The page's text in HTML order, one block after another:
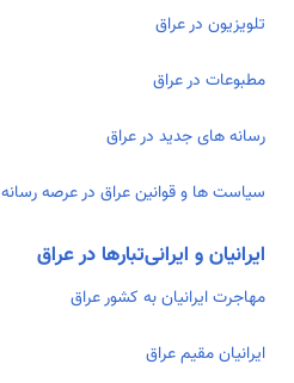
تلویزیون در عراق
مطبوعات در عراق
رسانه­ های جدید در عراق
سیاست ها و قوانین عراق در عرصه رسانه
ایرانیان و ایرانی‌تبارها در عراق
مهاجرت ایرانیان به کشور عراق
ایرانیان مقیم عراق